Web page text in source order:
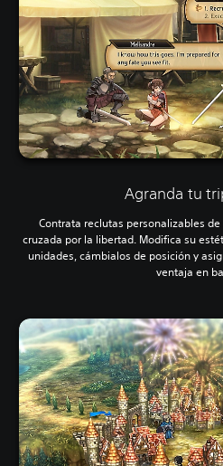
Agranda tu
Contrata reclutas personalizables
cruzada por la libertad. Modifica su
unidades, cámbialos de posición y
ventaja en